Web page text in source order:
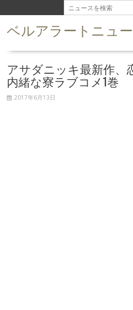
k
ベルアラートニュ
アサダニッキ最新作、
内緒な寮ラブコメ1巻
2017年6月13日